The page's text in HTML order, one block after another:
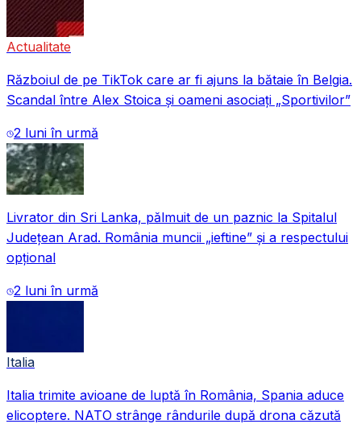
VIDEO
Actualitate
Războiul de pe TikTok care ar fi ajuns la bătaie în Belgia.
Scandal între Alex Stoica și oameni asociați „Sportivilor”
2 luni în urmă
Livrator din Sri Lanka, pălmuit de un paznic la Spitalul
Județean Arad. România muncii „ieftine” și a respectului
opțional
2 luni în urmă
Italia
Italia trimite avioane de luptă în România, Spania aduce
elicoptere. NATO strânge rândurile după drona căzută